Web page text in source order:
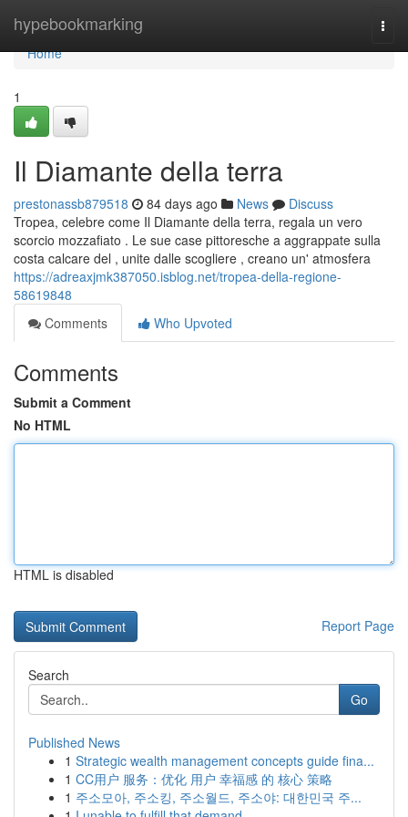
hypebookmarking
Home
Home
1
Il Diamante della terra
prestonassb879518 84 days ago News
Discuss
Tropea, celebre come Il Diamante della terra, regala un vero
scorcio mozzafiato . Le sue case pittoresche a aggrappate sulla
costa calcare del , unite dalle scogliere , creano un' atmosfera
https://adreaxjmk387050.isblog.net/tropea-della-regione-
58619848
Comments
Who Upvoted
Comments
Submit a Comment
No HTML
HTML is disabled
Report Page
Search
Go
Published News
1 Strategic wealth management concepts guide fina...
1 CC用户 服务：优化 用户 幸福感 的 核心 策略
1 주소모아, 주소킹, 주소월드, 주소야: 대한민국 주...